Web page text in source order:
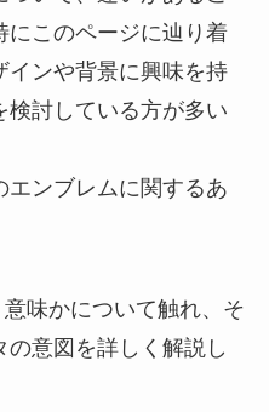
にこのページに辿り着
インや背景に興味を持
検討している方が多い
ンブレムに関するあ
味かについて触れ、そ
意図を詳しく解説し